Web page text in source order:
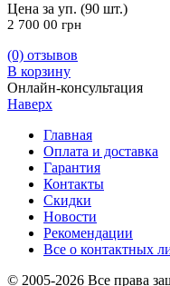
Цена за уп. (90 шт.)
2 700 00 грн
(0) отзывов
В корзину
Онлайн-консультация
Наверх
Главная
Оплата и доставка
Гарантия
Контакты
Скидки
Новости
Рекомендации
Все о контактных
© 2005-2026 Все права